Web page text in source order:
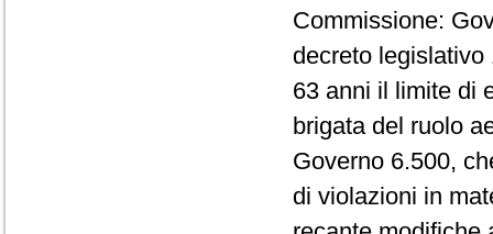
Commissione:
decreto
63 anni il limite di
brigata del ruolo
Governo 6.500,
di violazioni in